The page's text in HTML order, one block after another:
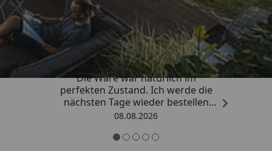
Trusted Shops
4,81/ 5
„Hervorragend schnelle Lieferung.
Die Ware war natürlich im
perfekten Zustand. Ich werde die
nächsten Tage wieder bestellen
Grüße an die Belegschaft gute
08.08.2026